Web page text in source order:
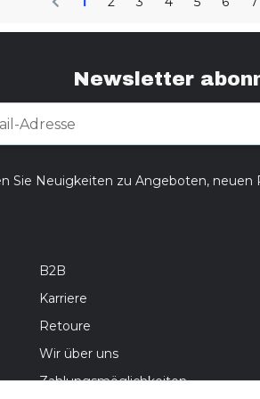
Newsletter
Sie Neuigkeiten zu Angeboten,
B2B
Karriere
Retoure
Wir über uns
Zahlungsmöglichkeiten